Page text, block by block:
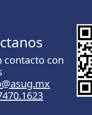
contacto con